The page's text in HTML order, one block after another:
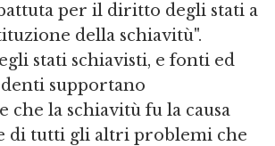
per il diritto degli stati a
della schiavitù".
stati schiavisti, e fonti ed
supportano
che la schiavitù fu la causa
di tutti gli altri problemi che